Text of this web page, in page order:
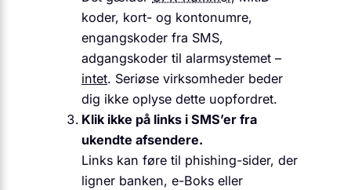
koder, kort- og kontonumre,
engangskoder fra SMS,
adgangskoder til alarmsystemet –
intet. Seriøse virksomheder beder
dig ikke oplyse dette uopfordret.
Klik ikke på links i SMS’er fra
ukendte afsendere.
Links kan føre til phishing-sider, der
ligner banken, e-Boks eller